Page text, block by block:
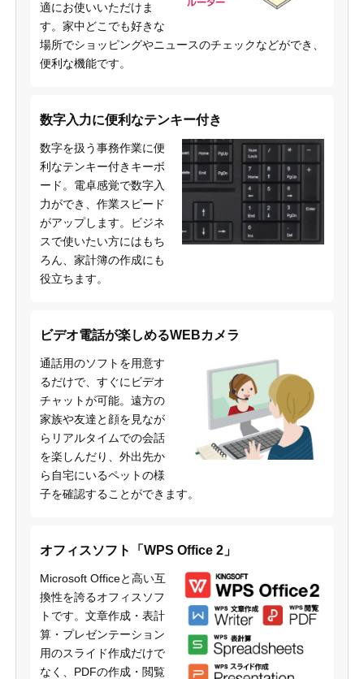
適にお使いいただけま
す。家中どこでも好きな
場所でショッピングやニュースのチェックなどができ、
便利な機能です。
数字入力に便利なテンキー付き
数字を扱う事務作業に便
利なテンキー付きキーボ
ード。電卓感覚で数字入
力ができ、作業スピード
がアップします。ビジネ
スで使いたい方にはもち
ろん、家計簿の作成にも
役立ちます。
ビデオ電話が楽しめるWEBカメラ
通話用のソフトを用意す
るだけで、すぐにビデオ
チャットが可能。遠方の
家族や友達と顔を見なが
らリアルタイムでの会話
を楽しんだり、外出先か
ら自宅にいるペットの様
子を確認することができます。
オフィスソフト「WPS Office 2」
Microsoft Officeと高い互
換性を誇るオフィスソフ
トです。文章作成・表計
算・プレゼンテーション
用のスライド作成だけで
なく、PDFの作成・閲覧